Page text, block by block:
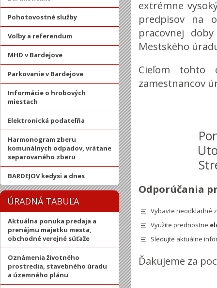
Pohotovostné služby
Voľby a referendum
MHD v Bardejove
Parkovanie v Bardejove
Informácie o hrobových
miestach
Elektronická podateľňa
Harmonogram zberu
komunálnych odpadov, vrátane
separovaného zberu
BARDEJOV kedysi a dnes
ÚRADNÁ TABUĽA
Aktuálna ponuka predaja a
prenájmu majetku mesta,
obchodné verejné súťaže
Oznámenia životného
prostredia, stavebného úradu
a územného plánu
extrémne
predpisov na
pracovnej
Mestského
Cieľom tohto
zamestnancov
Odporúčania
Vybavte neodkladné
Využite prednostne
Sledujte aktuálne
Ďakujeme za